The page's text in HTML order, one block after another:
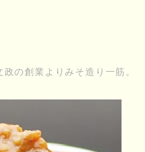
の創業よりみそ造り一筋。